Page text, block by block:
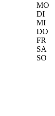
MO
DI
MI
DO
FR
SA
SO